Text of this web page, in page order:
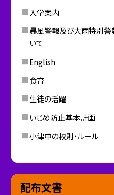
入学案内
暴風警報及び大雨特別
いて
English
食育
生徒の活躍
いじめ防止基本計画
小津中の校則・ルール
配布文書